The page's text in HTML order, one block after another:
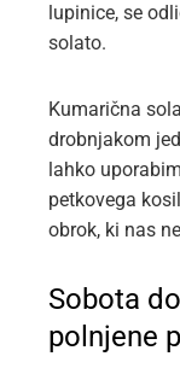
lupinice, se
solato.
Kumarična
drobnjakom
lahko
petkovega
obrok, ki nas
Sobota
polnjene